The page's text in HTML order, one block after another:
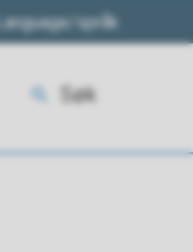
Language/språk
Søk